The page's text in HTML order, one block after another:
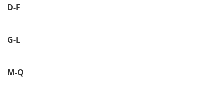
D-F
G-L
M-Q